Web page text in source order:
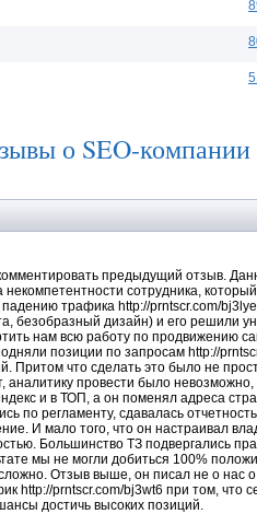
о SEO-
предыдущий отзыв.
некомпетентности сотрудника,
трафика http://prntscr.com/
безобразный дизайн) и его решили
нам всю работу по продвижению
позиции по запросам http://
Притом что сделать это было не
аналитику провести было
и в ТОП, а он поменял адреса
по регламенту, сдавалась
И мало того, что он настраивал
Большинство ТЗ
мы не могли добиться 100%
Отзыв выше, он писал не о нас о
http://prntscr.com/bj3wt6 при том,
достичь высоких позиций.